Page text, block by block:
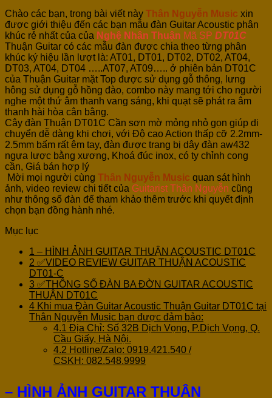
Chào các bạn, trong bài viết này Thân Nguyễn Music xin
được giới thiệu đến các bạn mẫu đàn Guitar Acoustic phân
khúc rẻ nhất của của Nghệ Nhân Thuận Mã SP DT01C
Thuận Guitar có các mẫu đàn được chia theo từng phân
khúc ký hiệu lần lượt là: AT01, DT01, DT02, DT02, AT04,
DT03, AT04, DT04 …..AT07, AT09….. ở phiên bản DT01C
của Thuận Guitar mặt Top được sử dụng gỗ thông, lưng
hông sử dụng gỗ hồng đào, combo này mang tới cho người
nghe một thứ âm thanh vang sáng, khi quạt sẽ phát ra âm
thanh hài hòa cân bằng.
Cây đàn Thuận DT01C Cần sơn mờ mỏng nhỏ gọn giúp di
chuyển dễ dàng khi chơi, với Độ cao Action thấp cỡ 2.2mm-
2.5mm bấm rất êm tay, đàn được trang bị dây đàn aw432
ngựa lược bằng xương, Khoá đúc inox, có ty chỉnh cong
cần, Giá bán hợp lý
Mời mọi người cùng Thân Nguyễn Music quan sát hình
ảnh, video review chi tiết của Guitarist Thân Nguyễn cũng
như thông số đàn để tham khảo thêm trước khi quyết định
chọn bạn đồng hành nhé.
Mục lục
1 – HÌNH ẢNH GUITAR THUẬN ACOUSTIC DT01C
2 ✅VIDEO REVIEW GUITAR THUẬN ACOUSTIC
DT01-C
3 ✅THÔNG SỐ ĐÀN BA ĐỜN GUITAR ACOUSTIC
THUẬN DT01C
4 Khi mua Đàn Guitar Acoustic Thuận Guitar DT01C tại
Thân Nguyễn Music bạn được đảm bảo:
4.1 Địa Chỉ: Số 32B Dịch Vọng, P.Dịch Vọng, Q.
Cầu Giấy, Hà Nội.
4.2 Hotline/Zalo: 0919.421.540 /
CSKH: 082.548.9999
– HÌNH ẢNH GUITAR THUẬN